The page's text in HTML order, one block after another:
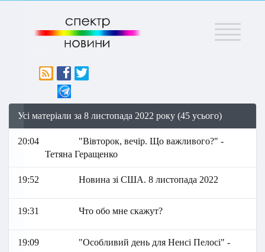
Меню
Усі матеріали за 8 листопада 2022 року (45 усього)
20:04
"Вівторок, вечір. Що важливого?" -
Тетяна Геращенко
19:52 Новина зі США. 8 листопада 2022
19:31 Что обо мне скажут?
19:09
"Особливий день для Ненсі Пелосі" -